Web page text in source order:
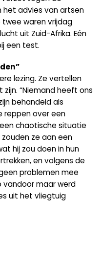
het advies van artsen
waren vrijdag
uit Zuid-Afrika. Eén
een test.
lezing. Ze vertellen
“Niemand heeft ons
behandeld als
reppen over een
chaotische situatie
ze aan een
hij zou doen in hun
en volgens de
problemen mee
vandoor maar werd
uit het vliegtuig